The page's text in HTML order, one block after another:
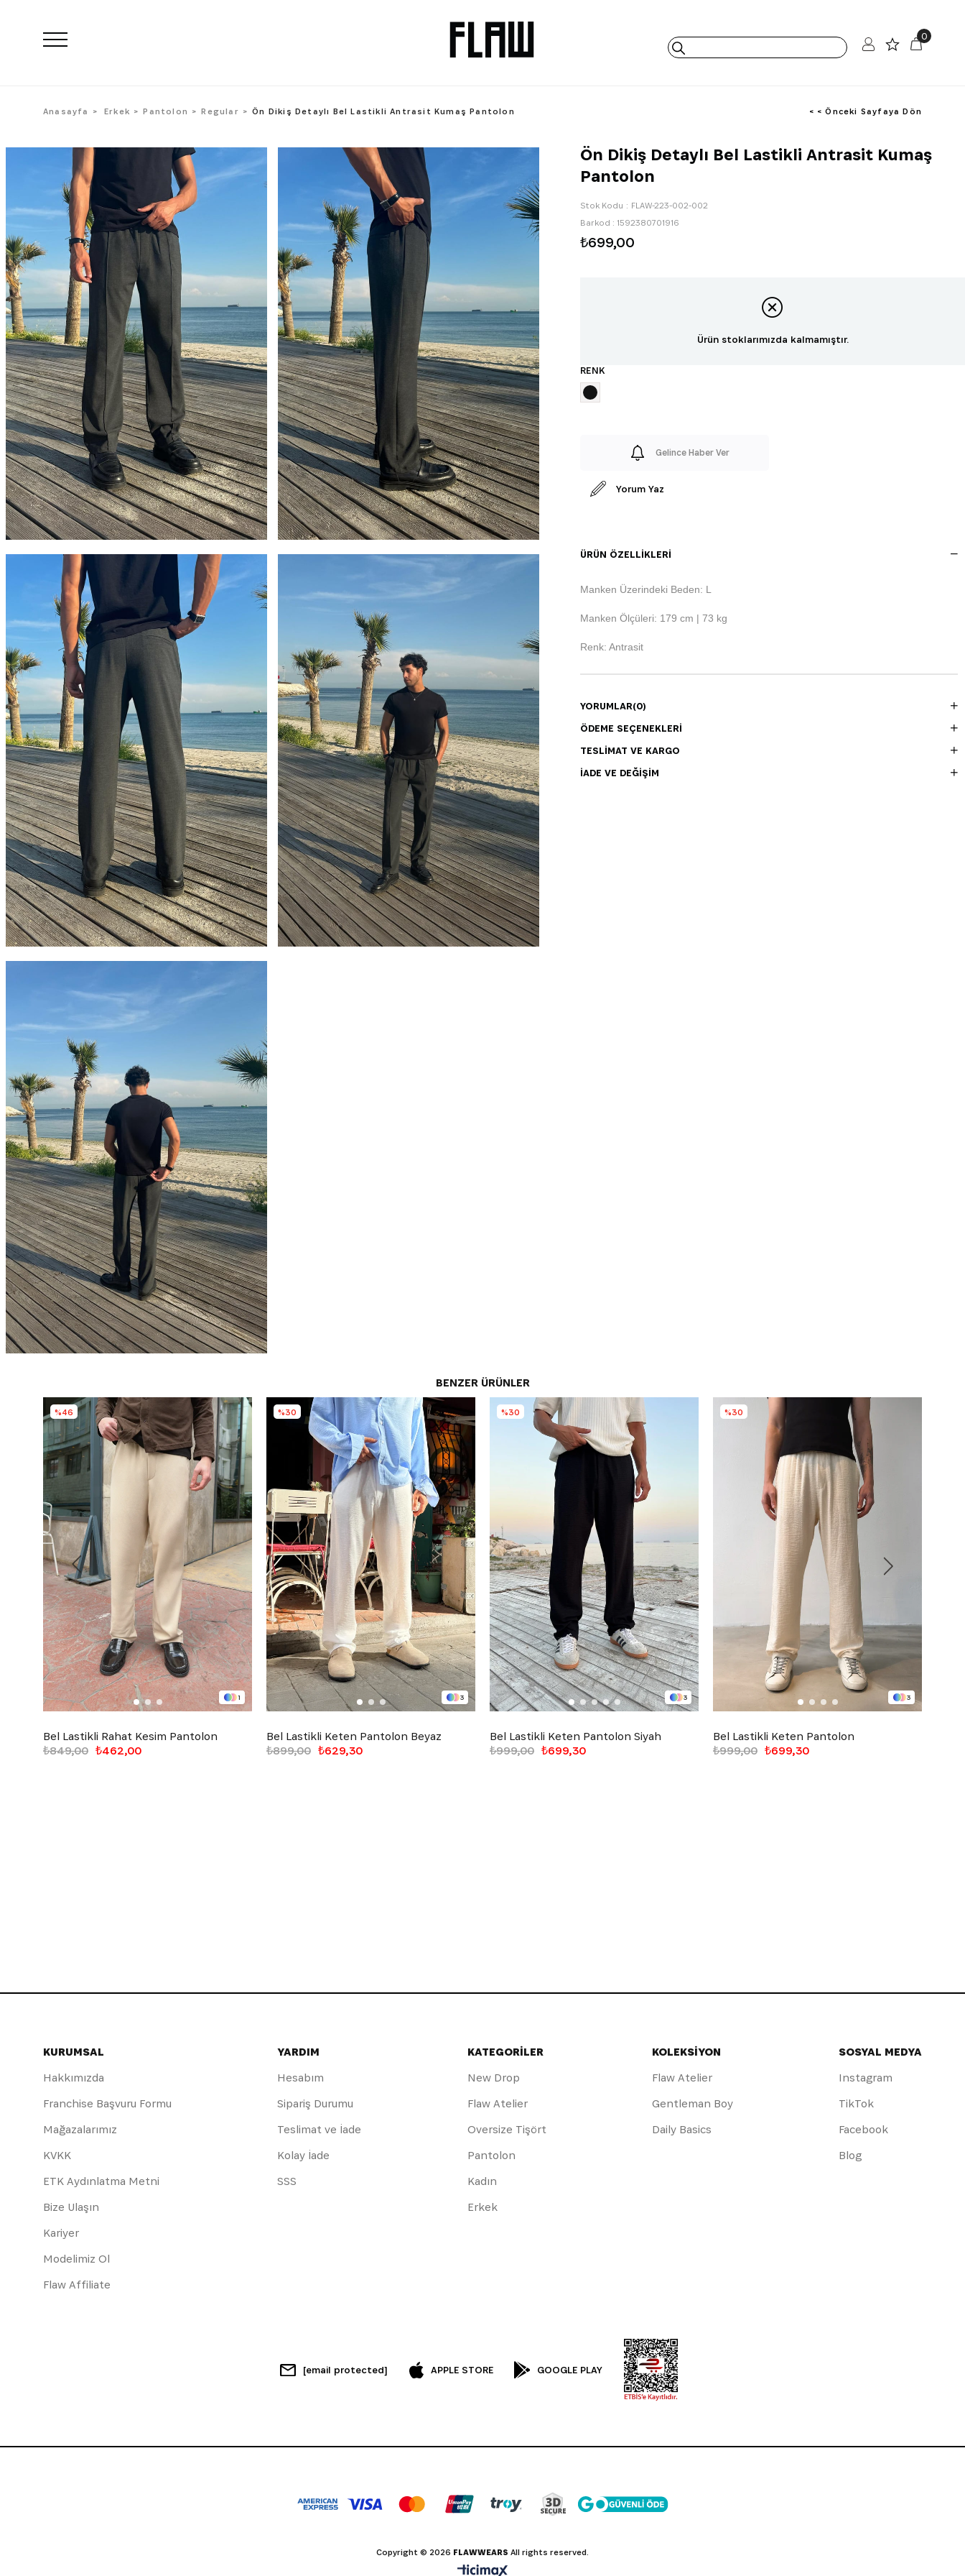
0
Anasayfa Erkek Pantolon Regular Ön Dikiş Detaylı Bel Lastikli Antrasit Kumaş Pantolon < < Önceki Sayfaya Dön
Ön Dikiş Detaylı Bel Lastikli Antrasit Kumaş
Pantolon
Stok Kodu
FLAW-223-002-002
Barkod : 1592380701916
₺699,00
Ürün stoklarımızda kalmamıştır.
RENK
Gelince Haber Ver
Yorum Yaz
ÜRÜN ÖZELLIKLERI
Manken Üzerindeki Beden: L
Manken Ölçüleri: 179 cm | 73 kg
Renk: Antrasit
YORUMLAR(0)
ÖDEME SEÇENEKLERI
TESLIMAT VE KARGO
İADE VE DEĞIŞIM
BENZER ÜRÜNLER
1
Bel Lastikli Rahat Kesim Pantolon
₺462,00
₺849,00
%46
3
Bel Lastikli Keten Pantolon Beyaz
₺629,30
₺899,00
%30
3
Bel Lastikli Keten Pantolon Siyah
₺699,30
₺999,00
%30
3
Bel Lastikli Keten Pantolon
₺699,30
₺999,00
%30
KURUMSAL
Hakkımızda
Franchise Başvuru Formu
Mağazalarımız
KVKK
ETK Aydınlatma Metni
Bize Ulaşın
Kariyer
Modelimiz Ol
Flaw Affiliate
YARDIM
Hesabım
Sipariş Durumu
Teslimat ve İade
Kolay İade
SSS
KATEGORİLER
New Drop
Flaw Atelier
Oversize Tişört
Pantolon
Kadın
Erkek
KOLEKSİYON
Flaw Atelier
Gentleman Boy
Daily Basics
SOSYAL MEDYA
Instagram
TikTok
Facebook
Blog
[email protected] APPLE STORE GOOGLE PLAY
Copyright © 2026 FLAWWEARS All rights reserved.